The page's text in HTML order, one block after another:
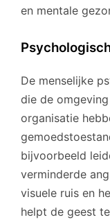
en mentale
De menselijke
die de
organisatie
bijvoorbeeld
verminderde
visuele ruis en
helpt de geest